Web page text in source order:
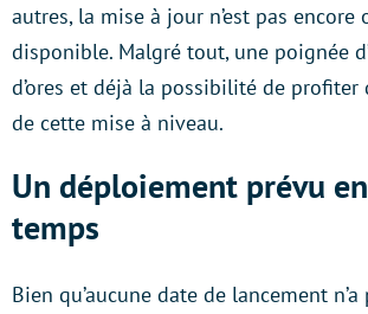
autres, la mise à jour n’est pas
disponible. Malgré tout, une poignée
d’ores et déjà la possibilité de profiter
de cette mise à niveau.
Un déploiement prévu
temps
Bien qu’aucune date de lancement